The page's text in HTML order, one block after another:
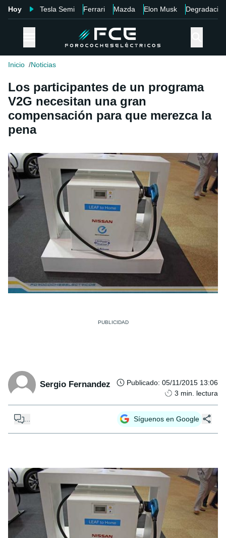
Hoy Tesla Semi Ferrari Mazda Elon Musk Degradación
Inicio Noticias
Los participantes de un programa
V2G necesitan una gran
compensación para que merezca la
pena
Sergio Fernandez Publicado: 05/11/2015 13:06
3 min. lectura
Síguenos en Google